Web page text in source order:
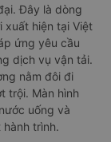
Đây là dòng
xuất hiện tại Việt
ứng yêu cầu
dịch vụ vận tải.
nằm đôi đi
trội. Màn hình
uống và
trình.